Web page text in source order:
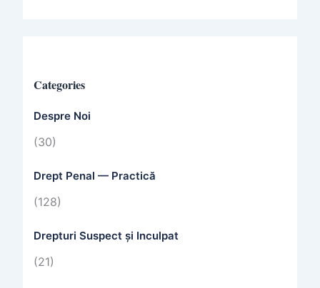
Categories
Despre Noi
(30)
Drept Penal — Practică
(128)
Drepturi Suspect și Inculpat
(21)